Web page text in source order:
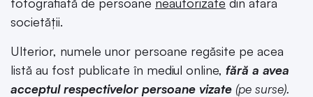
fotografiată de persoane neautorizate din afara
societății.
Ulterior, numele unor persoane regăsite pe acea
listă au fost publicate în mediul online, fără a avea
acceptul respectivelor persoane vizate (pe surse).